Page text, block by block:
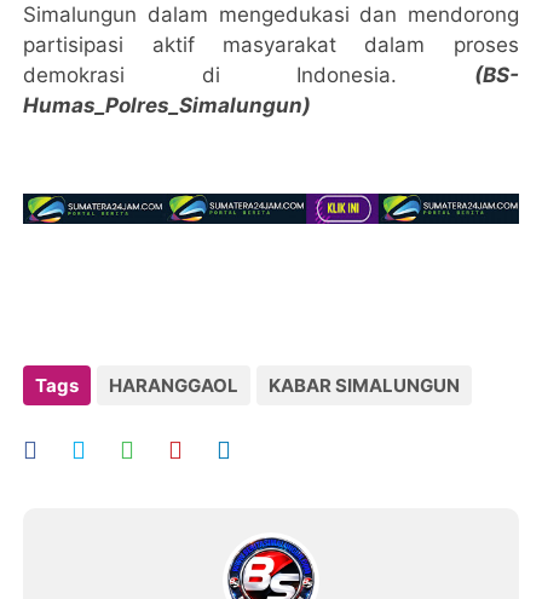
Simalungun dalam mengedukasi dan mendorong
partisipasi aktif masyarakat dalam proses
demokrasi di Indonesia. (BS-
Humas_Polres_Simalungun)
Tags HARANGGAOL KABAR SIMALUNGUN